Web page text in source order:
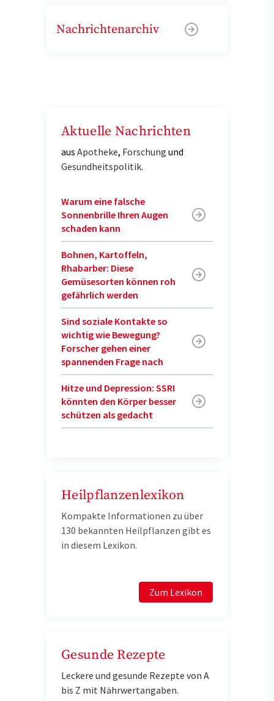
Nachrichtenarchiv
Aktuelle Nachrichten
aus Apotheke, Forschung und
Gesundheitspolitik.
Warum eine falsche
Sonnenbrille Ihren Augen
schaden kann
Bohnen, Kartoffeln,
Rhabarber: Diese
Gemüsesorten können roh
gefährlich werden
Sind soziale Kontakte so
wichtig wie Bewegung?
Forscher gehen einer
spannenden Frage nach
Hitze und Depression: SSRI
könnten den Körper besser
schützen als gedacht
Heilpflanzenlexikon
Kompakte Informationen zu über
130 bekannten Heilpflanzen gibt es
in diesem Lexikon.
Zum Lexikon
Gesunde Rezepte
Leckere und gesunde Rezepte von A
bis Z mit Nährwertangaben.